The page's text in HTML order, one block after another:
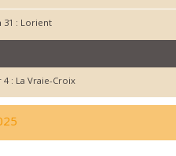
31 : Lorient
4 : La Vraie-Croix